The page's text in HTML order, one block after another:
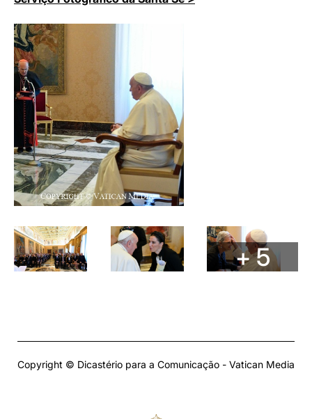
+ 5
Copyright © Dicastério para a Comunicação - Vatican Media